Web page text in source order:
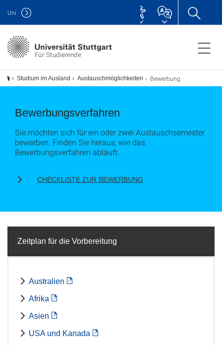
Für Studierende
Uni
Studium im Ausland Austauschmöglichkeiten Bewerbung
Bewerbungsverfahren
Sie möchten sich für ein oder zwei Austauschsemester
bewerben. Finden Sie heraus, wie das
Bewerbungsverfahren abläuft.
CHECKLISTE ZUR BEWERBUNG
Zeitplan für die Vorbereitung
Australien
Afrika
Asien
USA und Kanada